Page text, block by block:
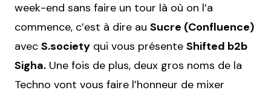
week-end sans faire un tour là où on l’a
commence, c’est à dire au Sucre (Confluence)
avec S.society qui vous présente Shifted b2b
Sigha. Une fois de plus, deux gros noms de la
Techno vont vous faire l’honneur de mixer